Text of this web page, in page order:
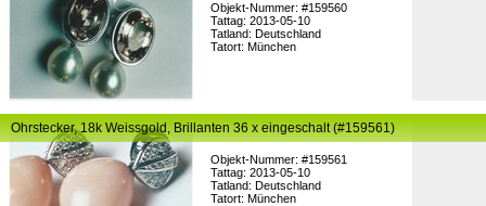
Objekt-Nummer: #159560
Tattag: 2013-05-10
Tatland: Deutschland
Tatort: München
Objekt-Nummer: #159561
Tattag: 2013-05-10
Tatland: Deutschland
Tatort: München
Ohrstecker, 18k Weissgold, Brillanten 36 x eingeschalt (#159561)